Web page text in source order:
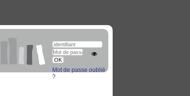
Mot de passe oublié
?